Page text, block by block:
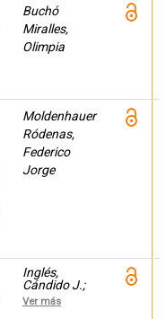
Buchó
Miralles,
Olimpia
Moldenhauer
Ródenas,
Federico
Jorge
Inglés,
Cándido J.;
Delgado,
Beatriz;
Ver más